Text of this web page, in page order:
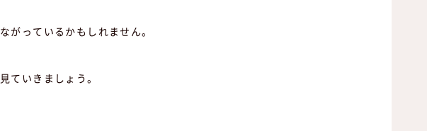
がっているかもしれません。
ていきましょう。